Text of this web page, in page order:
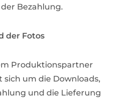
Bezahlung.
der Fotos
Produktionspartner
um die Downloads,
und die Lieferung